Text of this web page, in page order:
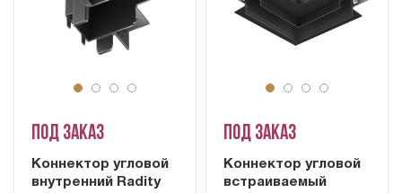
Под заказ
Коннектор угловой
внутренний Radity
Под заказ
Коннектор угловой
встраиваемый